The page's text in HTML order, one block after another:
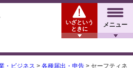
メニュー
いざという
ときに
・ビジネス > 各種届出・申告 > セーフティネ